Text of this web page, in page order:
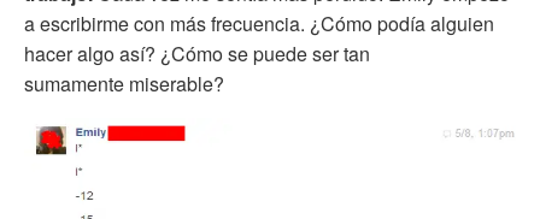
a escribirme con más frecuencia. ¿Cómo podía alguien
hacer algo así? ¿Cómo se puede ser tan
sumamente miserable?